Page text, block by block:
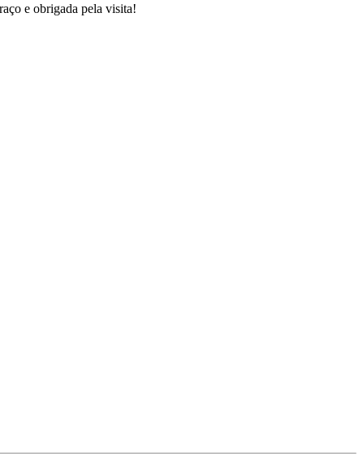
e obrigada pela visita!